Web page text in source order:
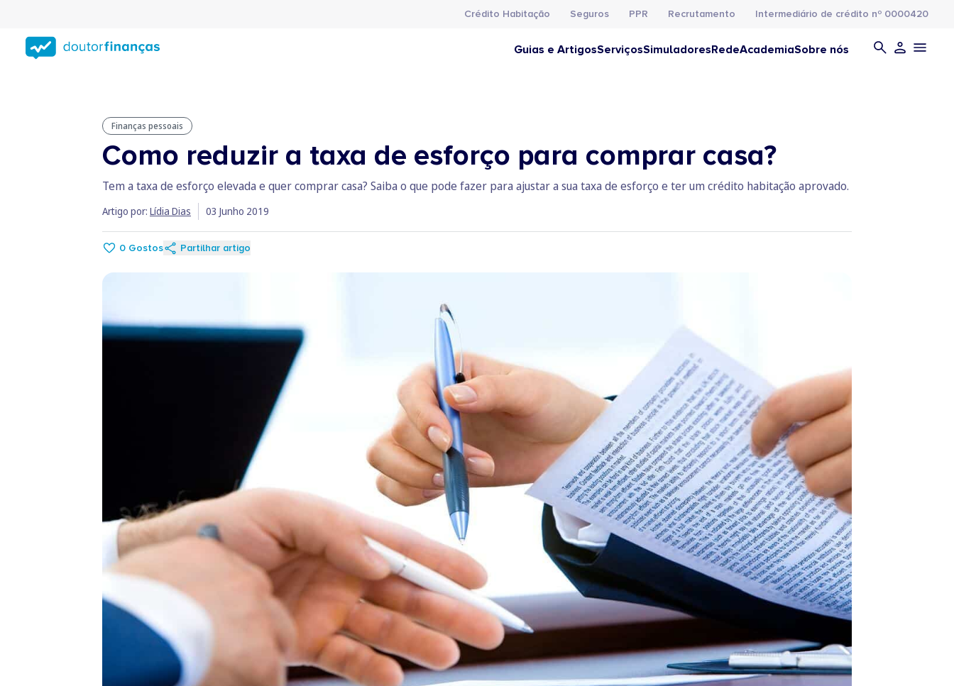
conteúdo
principal
Crédito Habitação Seguros PPR Recrutamento Intermediário de crédito nº 0000420
Guias e ArtigosServiçosSimuladoresRedeAcademiaSobre nós
Finanças pessoais
Como reduzir a taxa de esforço para comprar casa?
Tem a taxa de esforço elevada e quer comprar casa? Saiba o que pode fazer para ajustar a sua taxa de esforço e ter um crédito habitação aprovado.
Artigo por: Lídia Dias 03 Junho 2019
0 Gostos Partilhar artigo